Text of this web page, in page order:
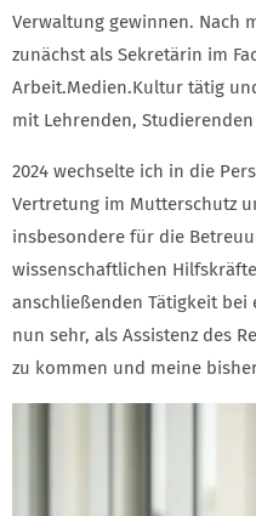
Verwaltung gewinnen. Nach
zunächst als Sekretärin im
Arbeit.Medien.Kultur tätig
mit Lehrenden,
2024 wechselte ich in die
Vertretung im Mutterschutz
insbesondere für die
wissenschaftlichen
anschließenden Tätigkeit
nun sehr, als Assistenz des
zu kommen und meine